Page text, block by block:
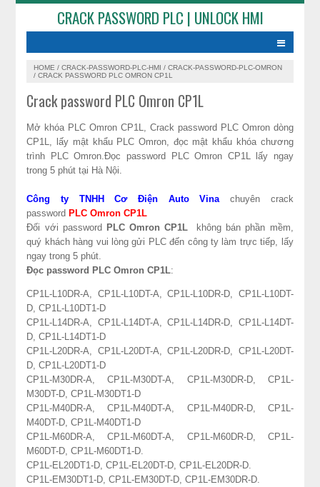
CRACK PASSWORD PLC | UNLOCK HMI
HOME /CRACK-PASSWORD-PLC-HMI /CRACK-PASSWORD-PLC-OMRON
/CRACK PASSWORD PLC OMRON CP1L
Crack password PLC Omron CP1L
Mở khóa PLC Omron CP1L, Crack password PLC Omron dòng
CP1L, lấy mật khẩu PLC Omron, đọc mật khẩu khóa chương
trình PLC Omron.Đọc password PLC Omron CP1L lấy ngay
trong 5 phút tại Hà Nội.
Công ty TNHH Cơ Điện Auto Vina chuyên crack
password PLC Omron CP1L
Đối với password PLC Omron CP1L không bán phần mềm,
quý khách hàng vui lòng gửi PLC đến công ty làm trực tiếp, lấy
ngay trong 5 phút.
Đọc password PLC Omron CP1L:
CP1L-L10DR-A, CP1L-L10DT-A, CP1L-L10DR-D, CP1L-L10DT-
D, CP1L-L10DT1-D
CP1L-L14DR-A, CP1L-L14DT-A, CP1L-L14DR-D, CP1L-L14DT-
D, CP1L-L14DT1-D
CP1L-L20DR-A, CP1L-L20DT-A, CP1L-L20DR-D, CP1L-L20DT-
D, CP1L-L20DT1-D
CP1L-M30DR-A, CP1L-M30DT-A, CP1L-M30DR-D, CP1L-
M30DT-D, CP1L-M30DT1-D
CP1L-M40DR-A, CP1L-M40DT-A, CP1L-M40DR-D, CP1L-
M40DT-D, CP1L-M40DT1-D
CP1L-M60DR-A, CP1L-M60DT-A, CP1L-M60DR-D, CP1L-
M60DT-D, CP1L-M60DT1-D.
CP1L-EL20DT1-D, CP1L-EL20DT-D, CP1L-EL20DR-D.
CP1L-EM30DT1-D, CP1L-EM30DT-D, CP1L-EM30DR-D.